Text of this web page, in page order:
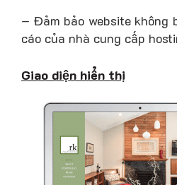
– Đảm bảo website không
cáo của nhà cung cấp
Giao diện hiển thị